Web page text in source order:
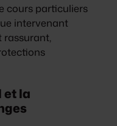
cours particuliers
intervenant
rassurant,
et la